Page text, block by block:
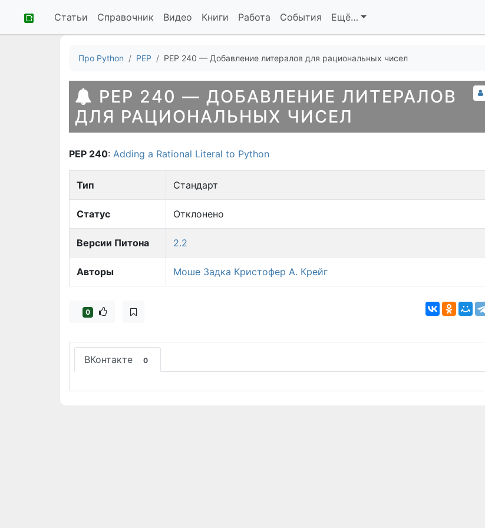
Статьи Справочник Видео Книги Работа События Ещё…
Про Python PEP PEP 240 — Добавление литералов для рациональных чисел
PEP 240 — ДОБАВЛЕНИЕ ЛИТЕРАЛОВ
ДЛЯ РАЦИОНАЛЬНЫХ ЧИСЕЛ
PEP 240: Adding a Rational Literal to Python
Тип Стандарт
Статус Отклонено
Версии Питона 2.2
Авторы Моше Задка Кристофер А. Крейг
0
ВКонтакте 0